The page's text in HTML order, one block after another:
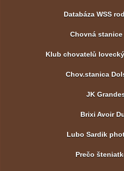
Databáza WSS
Chovná stanice
Klub chovatelů
Chov.stanica
JK
Brixi Avoir
Lubo Sardik
Prečo